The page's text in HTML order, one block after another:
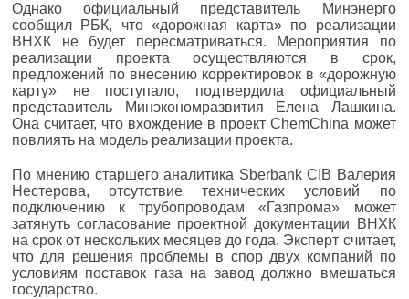
Однако официальный представитель Минэнерго
сообщил РБК, что «дорожная карта» по реализации
ВНХК не будет пересматриваться. Мероприятия по
реализации проекта осуществляются в срок,
предложений по внесению корректировок в «дорожную
карту» не поступало, подтвердила официальный
представитель Минэкономразвития Елена Лашкина.
Она считает, что вхождение в проект ChemChina может
повлиять на модель реализации проекта.
По мнению старшего аналитика Sberbank CIB Валерия
Нестерова, отсутствие технических условий по
подключению к трубопроводам «Газпрома» может
затянуть согласование проектной документации ВНХК
на срок от нескольких месяцев до года. Эксперт считает,
что для решения проблемы в спор двух компаний по
условиям поставок газа на завод должно вмешаться
государство.